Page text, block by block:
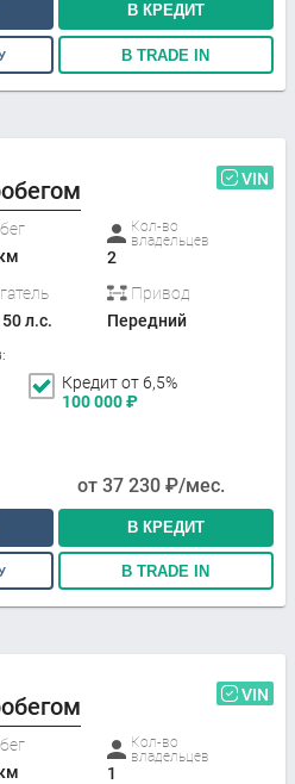
В КРЕДИТ
В TRADE IN
VIN
Кол-во
владельцев
2
л.с.
Привод
Передний
Кредит от 6,5%
100 000₽
от 37 230 ₽/мес.
В КРЕДИТ
В TRADE IN
VIN
Кол-во
владельцев
1